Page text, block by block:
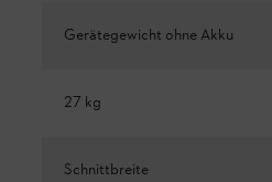
Gerätegewicht ohne Akku
27 kg
Schnittbreite